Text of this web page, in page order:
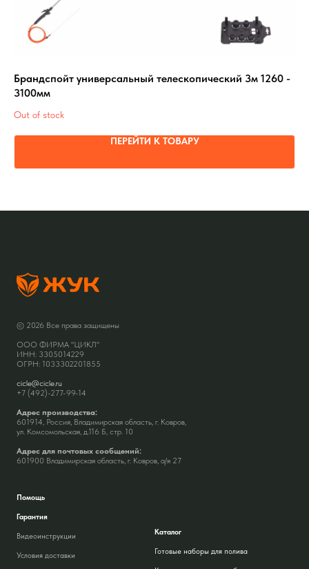
Брандспойт универсальный телескопический 3м 1260 -
3100мм
Out of stock
ПЕРЕЙТИ К ТОВАРУ
© 2026 Все права защищены
ООО ФИРМА "ЦИКЛ"
ИНН: 3305014229
ОГРН: 1033302201855
cicle@cicle.ru
+7 (492)-277-99-14
Адрес производства:
601914, Россия, Владимирская область, г. Ковров,
ул. Комсомольская, д.116 Б, стр. 10
Адрес для почтовых сообщений:
601900 Владимирская область, г. Ковров, а/я 27
Помощь
Гарантия
Видеоинструкции
Условия доставки
Каталог
Готовые наборы для полива